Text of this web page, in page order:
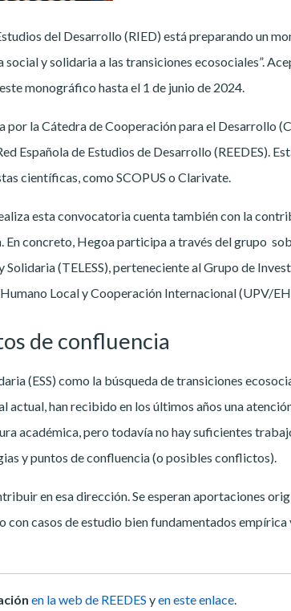
del Desarrollo (RIED) está preparando un
y solidaria a las transiciones ecosociales”.
monográfico hasta el 1 de junio de 2024.
por la Cátedra de Cooperación para el Desarrollo
Española de Estudios de Desarrollo (REEDES).
científicas, como SCOPUS o Clarivate.
esta convocatoria cuenta también con la
concreto, Hegoa participa a través del grupo
Solidaria (TELESS), perteneciente al Grupo de
Local y Cooperación Internacional (UPV/
de confluencia
(ESS) como la búsqueda de transiciones
actual, han recibido en los últimos años una
académica, pero todavía no hay suficientes
y puntos de confluencia (o posibles conflictos).
en esa dirección. Se esperan aportaciones
con casos de estudio bien fundamentados
en la web de REEDES yen este enlace.